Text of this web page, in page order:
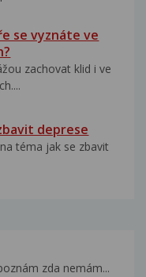
se vyznáte ve
zachovat klid i ve
deprese
téma jak se zbavit
zda nemám...